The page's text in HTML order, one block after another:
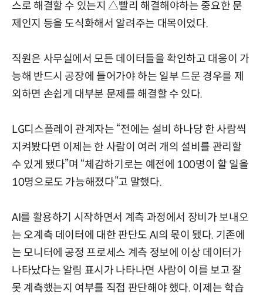
스로 해결할 수 있는지 △빨리 해결해야하는 중요한 문
제인지 등을 도식화해서 알려주는 대목이었다.
직원은 사무실에서 모든 데이터들을 확인하고 대응이 가
능해 반드시 공장에 들어가야 하는 일부 드문 경우를 제
외하면 손쉽게 대부분 문제를 해결할 수 있다.
LG디스플레이 관계자는 “전에는 설비 하나당 한 사람씩
지켜봤다면 이제는 한 사람이 여러 개의 설비를 관리할
수 있게 됐다”며 “체감하기로는 예전에 100명이 할 일을
10명으로도 가능해졌다”고 말했다.
AI를 활용하기 시작하면서 계측 과정에서 장비가 보내오
는 오계측 데이터에 대한 판단도 AI의 몫이 됐다. 기존에
는 모니터에 공정 프로세스 계측 정보에 이상 데이터가
나타났다는 알림 표시가 나타나면 사람이 이를 보고 잘
못 계측했는지 여부를 직접 판단해야 했다. 이제는 학습